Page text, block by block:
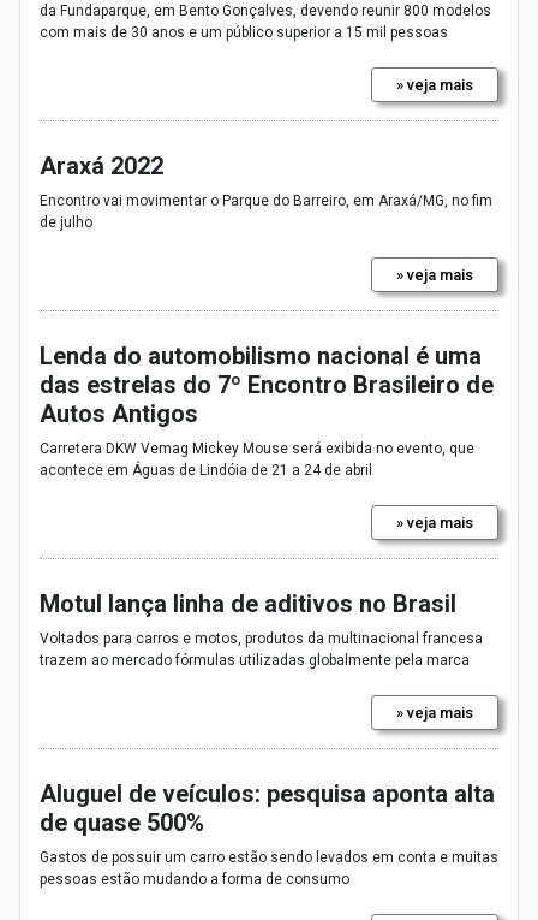
da Fundaparque, em Bento Gonçalves, devendo reunir 800 modelos
com mais de 30 anos e um público superior a 15 mil pessoas
» veja mais
Araxá 2022
Encontro vai movimentar o Parque do Barreiro, em Araxá/MG, no fim
de julho
» veja mais
Lenda do automobilismo nacional é uma
das estrelas do 7º Encontro Brasileiro de
Autos Antigos
Carretera DKW Vemag Mickey Mouse será exibida no evento, que
acontece em Águas de Lindóia de 21 a 24 de abril
» veja mais
Motul lança linha de aditivos no Brasil
Voltados para carros e motos, produtos da multinacional francesa
trazem ao mercado fórmulas utilizadas globalmente pela marca
» veja mais
Aluguel de veículos: pesquisa aponta alta
de quase 500%
Gastos de possuir um carro estão sendo levados em conta e muitas
pessoas estão mudando a forma de consumo